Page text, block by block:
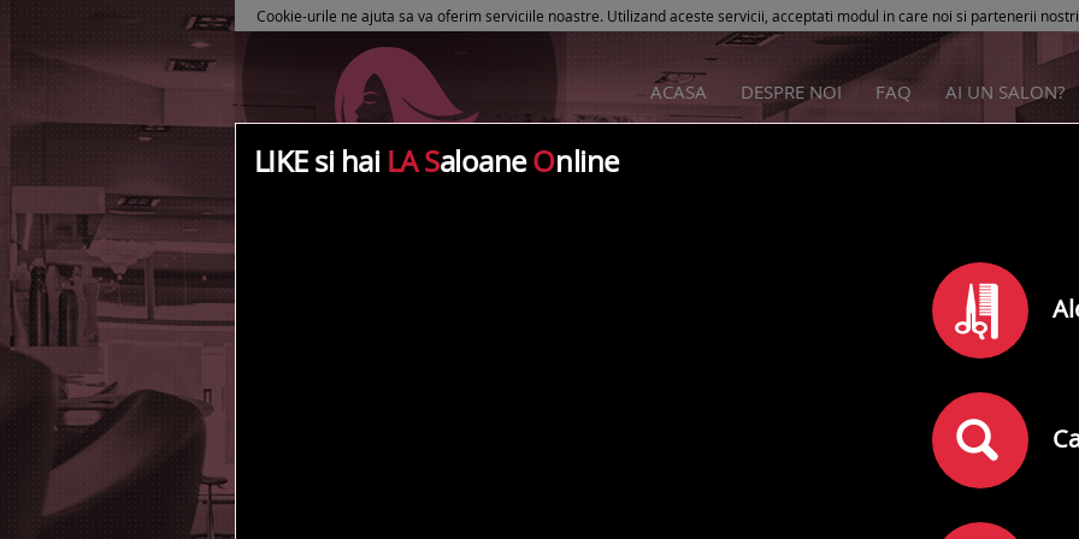
Cookie-urile ne ajuta sa va oferim serviciile noastre. Utilizand aceste servicii, acceptati modul in care noi si partenerii
ACASA DESPRE NOI FAQ AI UN SALON?
comentarii)
, Bloc Bloc 52 Scara C, Ap. 28
LIKE si hai LA SaloaneOnline